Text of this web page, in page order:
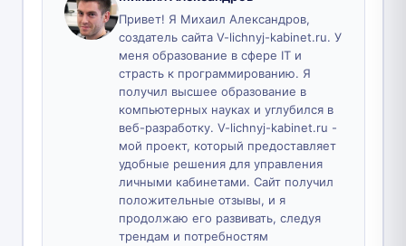
Привет! Я Михаил Александров,
создатель сайта V-lichnyj-kabinet.ru. У
меня образование в сфере IT и
страсть к программированию. Я
получил высшее образование в
компьютерных науках и углубился в
веб-разработку. V-lichnyj-kabinet.ru -
мой проект, который предоставляет
удобные решения для управления
личными кабинетами. Сайт получил
положительные отзывы, и я
продолжаю его развивать, следуя
трендам и потребностям